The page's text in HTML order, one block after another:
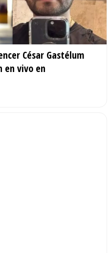
César Gastélum
en vivo en